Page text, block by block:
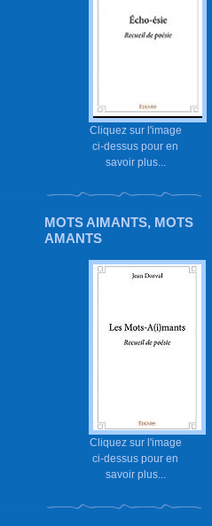
Cliquez sur l'image
ci-dessus pour en
savoir plus...
MOTS AIMANTS, MOTS
AMANTS
Cliquez sur l'image
ci-dessus pour en
savoir plus...